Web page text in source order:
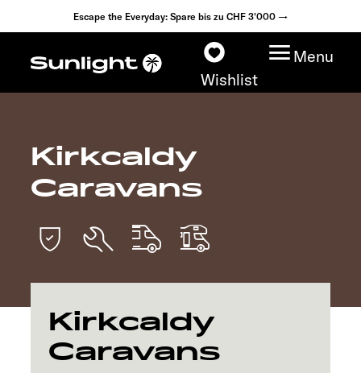
Escape the Everyday: Spare bis zu CHF 3'000 →
Wishlist
Menu
Modelle
Fahrzeugfinder
Explore
Kirkcaldy
Caravans
Kirkcaldy
Caravans